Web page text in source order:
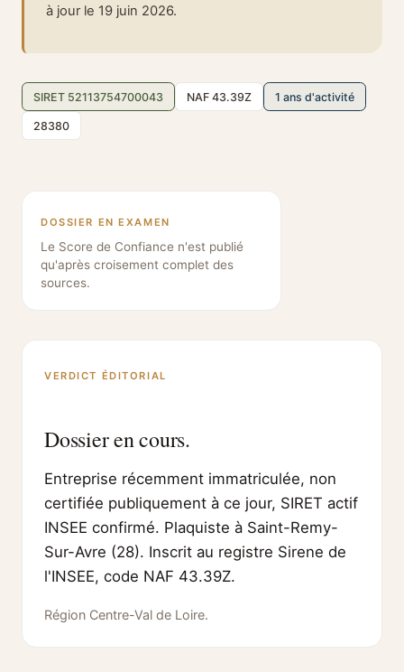
à jour le 19 juin 2026.
SIRET 52113754700043 NAF 43.39Z 1 ans d'activité
28380
DOSSIER EN EXAMEN
Le Score de Confiance n'est publié
qu'après croisement complet des
sources.
VERDICT ÉDITORIAL
Dossier en cours.
Entreprise récemment immatriculée, non
certifiée publiquement à ce jour, SIRET actif
INSEE confirmé. Plaquiste à Saint-Remy-
Sur-Avre (28). Inscrit au registre Sirene de
l'INSEE, code NAF 43.39Z.
Région Centre-Val de Loire.